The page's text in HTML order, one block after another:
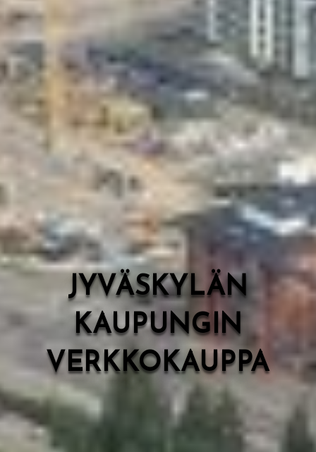
Lasten Lysti & LystiKylä-festivaali
Ohje
English
JYVÄSKYLÄN
KAUPUNGIN
VERKKOKAUPPA